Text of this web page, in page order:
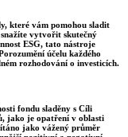
které vám pomohou sladit
vytvořit skutečný
ESG, tato nástroje
účelu každého
rozhodování o investicích.
fondu sladěny s Cíli
jako je opatření v oblasti
jako vážený průměr